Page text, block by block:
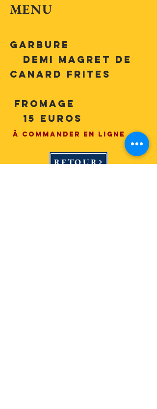
MENU
Garbure
demi magret de
canard frites
fromage
15 Euros
à commander en ligne
RETOUR